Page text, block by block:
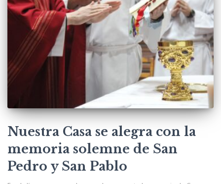
Nuestra Casa se alegra con la
memoria solemne de San
Pedro y San Pablo